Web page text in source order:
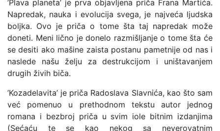
’Plava planeta’ je prva objavljena priča Frana Martića.
Napredak, nauka i evolucija svega, je najveća ljudska
boljka. Ovo je priča o tome šta taj napredak može
doneti. Meni lično je donelo razmišljanje o tome šta će
se desiti ako mašine zaista postanu pametnije od nas i
naslede našu želju za destrukcijom i uništavanjem
drugih živih biča.
’Kozadelavita’ je priča Radoslava Slavnića, kao što sam
već pomenuo u prethodnom tekstu autor jednog
romana i bezbroj priča u svim iole bitnim izdanjima
(Sećaću te se kao nekog sa neverovatnim